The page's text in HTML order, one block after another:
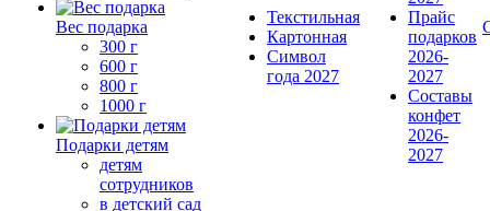
Вес подарка
300 г
600 г
800 г
1000 г
Подарки детям
детям
сотрудников
в детский сад
Текстильная
Картонная
Символ
года 2027
Прайс
подарков
2026-
2027
Составы
конфет
2026-
2027